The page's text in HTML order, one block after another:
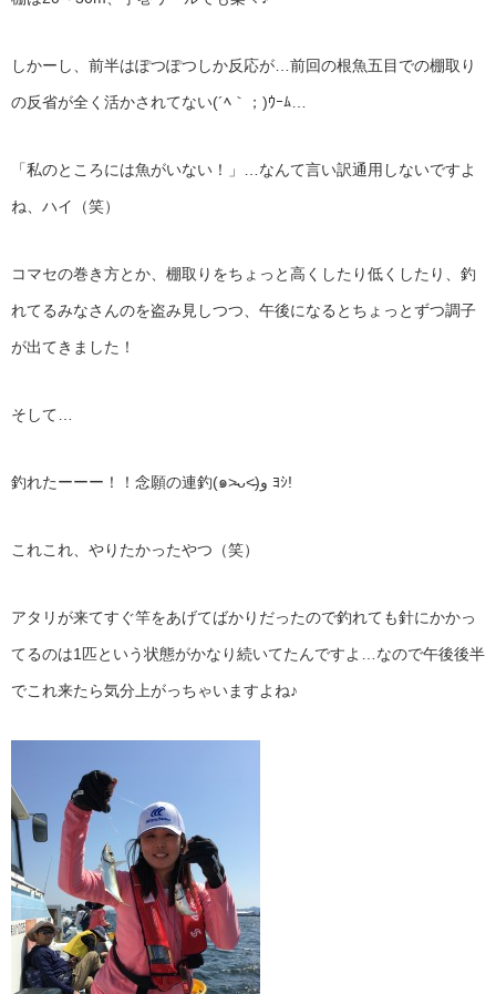
しかーし、前半はぽつぽつしか反応が…前回の根魚五目での棚取り
の反省が全く活かされてない(´ﾍ｀；)ｳｰﾑ…
「私のところには魚がいない！」…なんて言い訳通用しないですよ
ね、ハイ（笑）
コマセの巻き方とか、棚取りをちょっと高くしたり低くしたり、釣
れてるみなさんのを盗み見しつつ、午後になるとちょっとずつ調子
が出てきました！
そして…
釣れたーーー！！念願の連釣(๑˃̵ᴗ˂̵)و ﾖｼ!
これこれ、やりたかったやつ（笑）
アタリが来てすぐ竿をあげてばかりだったので釣れても針にかかっ
てるのは1匹という状態がかなり続いてたんですよ…なので午後後半
でこれ来たら気分上がっちゃいますよね♪